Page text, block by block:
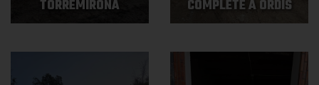
TORREMIRONA COMPLÈTE À ORDIS